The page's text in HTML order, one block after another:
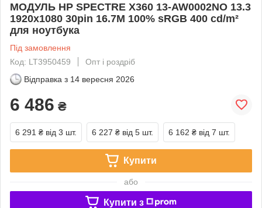
МОДУЛЬ HP SPECTRE X360 13-AW0002NO 13.3
1920x1080 30pin 16.7M 100% sRGB 400 cd/m²
для ноутбука
Під замовлення
Код: LT3950459
Опт і роздріб
Відправка з 14 вересня 2026
6 486 ₴
6 291 ₴ від 3 шт. 6 227 ₴ від 5 шт. 6 162 ₴ від 7 шт.
Купити
або
Купити з